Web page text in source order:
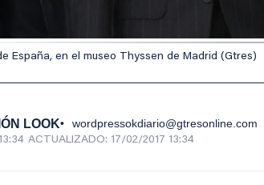
España, en el museo Thyssen de Madrid (Gtres)
LOOK wordpressokdiario@gtresonline.com
ACTUALIZADO: 17/02/2017 13:34